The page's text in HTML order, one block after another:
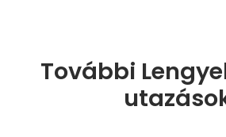
További